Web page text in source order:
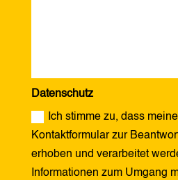
Datenschutz
Ich stimme zu, dass
Kontaktformular zur
erhoben und verarbeitet
Informationen zum Umgang